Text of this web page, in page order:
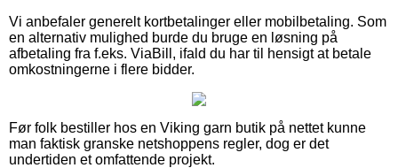
Vi anbefaler generelt kortbetalinger eller mobilbetaling. Som
en alternativ mulighed burde du bruge en løsning på
afbetaling fra f.eks. ViaBill, ifald du har til hensigt at betale
omkostningerne i flere bidder.
Før folk bestiller hos en Viking garn butik på nettet kunne
man faktisk granske netshoppens regler, dog er det
undertiden et omfattende projekt.